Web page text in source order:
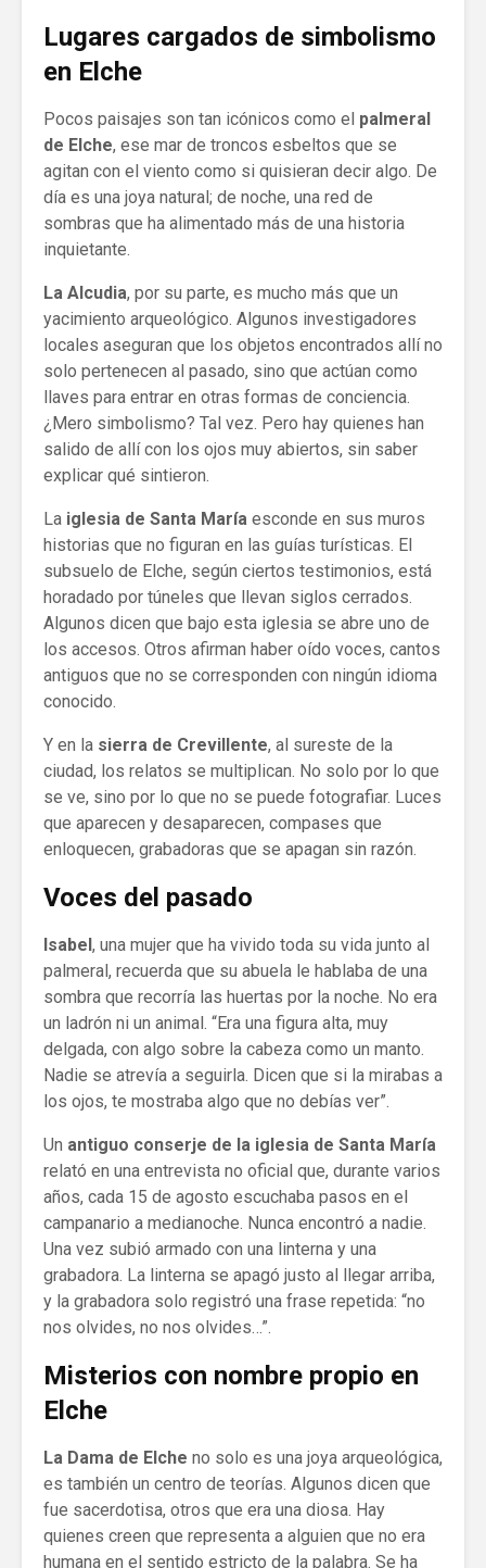
Lugares cargados de simbolismo
en Elche
Pocos paisajes son tan icónicos como el palmeral
de Elche, ese mar de troncos esbeltos que se
agitan con el viento como si quisieran decir algo. De
día es una joya natural; de noche, una red de
sombras que ha alimentado más de una historia
inquietante.
La Alcudia, por su parte, es mucho más que un
yacimiento arqueológico. Algunos investigadores
locales aseguran que los objetos encontrados allí no
solo pertenecen al pasado, sino que actúan como
llaves para entrar en otras formas de conciencia.
¿Mero simbolismo? Tal vez. Pero hay quienes han
salido de allí con los ojos muy abiertos, sin saber
explicar qué sintieron.
La iglesia de Santa María esconde en sus muros
historias que no figuran en las guías turísticas. El
subsuelo de Elche, según ciertos testimonios, está
horadado por túneles que llevan siglos cerrados.
Algunos dicen que bajo esta iglesia se abre uno de
los accesos. Otros afirman haber oído voces, cantos
antiguos que no se corresponden con ningún idioma
conocido.
Y en la sierra de Crevillente, al sureste de la
ciudad, los relatos se multiplican. No solo por lo que
se ve, sino por lo que no se puede fotografiar. Luces
que aparecen y desaparecen, compases que
enloquecen, grabadoras que se apagan sin razón.
Voces del pasado
Isabel, una mujer que ha vivido toda su vida junto al
palmeral, recuerda que su abuela le hablaba de una
sombra que recorría las huertas por la noche. No era
un ladrón ni un animal. “Era una figura alta, muy
delgada, con algo sobre la cabeza como un manto.
Nadie se atrevía a seguirla. Dicen que si la mirabas a
los ojos, te mostraba algo que no debías ver”.
Un antiguo conserje de la iglesia de Santa María
relató en una entrevista no oficial que, durante varios
años, cada 15 de agosto escuchaba pasos en el
campanario a medianoche. Nunca encontró a nadie.
Una vez subió armado con una linterna y una
grabadora. La linterna se apagó justo al llegar arriba,
y la grabadora solo registró una frase repetida: “no
nos olvides, no nos olvides…”.
Misterios con nombre propio en
Elche
La Dama de Elche no solo es una joya arqueológica,
es también un centro de teorías. Algunos dicen que
fue sacerdotisa, otros que era una diosa. Hay
quienes creen que representa a alguien que no era
humana en el sentido estricto de la palabra. Se ha